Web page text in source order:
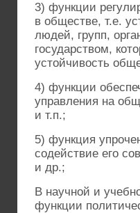
3) функции
в обществе, т.е.
людей, групп,
государством,
устойчивость
4) функции
управления на
и т.п.;
5) функция
содействие его
и др.;
В научной и
функции